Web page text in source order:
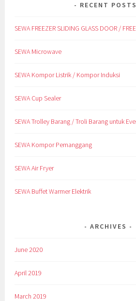
RECENT POSTS
SEWA FREEZER SLIDING GLASS DOOR /
SEWA Microwave
SEWA Kompor Listrik / Kompor Induksi
SEWA Cup Sealer
SEWA Trolley Barang / Troli Barang untuk
SEWA Kompor Pemanggang
SEWA Air Fryer
SEWA Buffet Warmer Elektrik
ARCHIVES
June 2020
April 2019
March 2019